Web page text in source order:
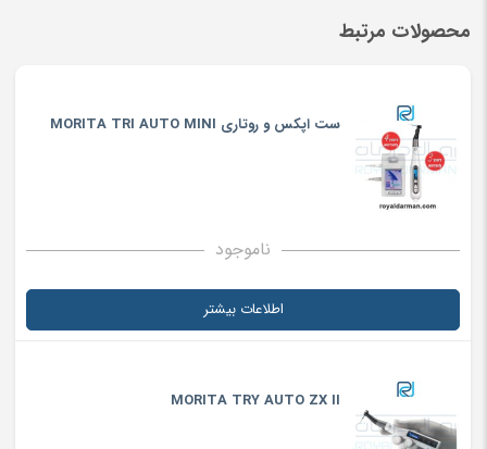
محصولات مرتبط
ست اپکس و روتاری MORITA TRI AUTO MINI
ناموجود
اطلاعات بیشتر
MORITA TRY AUTO ZX II